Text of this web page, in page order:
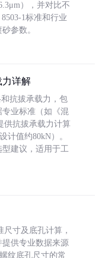
），并对比不
1标准和行业
参数。
力详解
抗拔承载力，包
业标准（如《混
供抗拔承载力计算
计值约80kN）。
建议，适用于工
寸及底孔计算，
供专业数据来源
纹底孔尺寸的常